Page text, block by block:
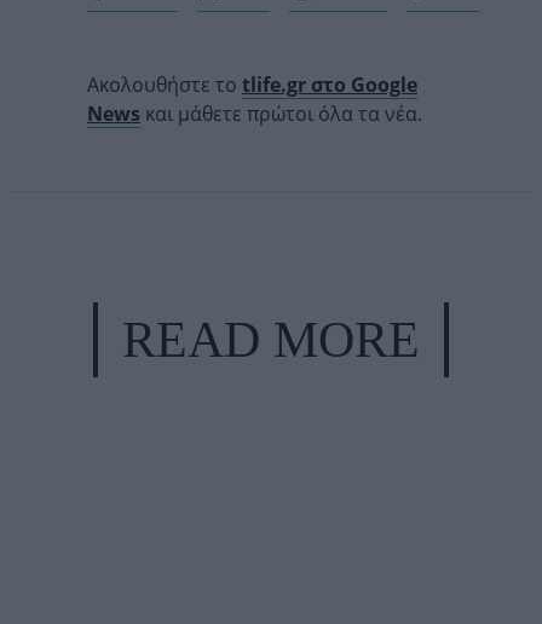
Ακολουθήστε το tlife.gr στο Google
News και μάθετε πρώτοι όλα τα νέα.
READ MORE